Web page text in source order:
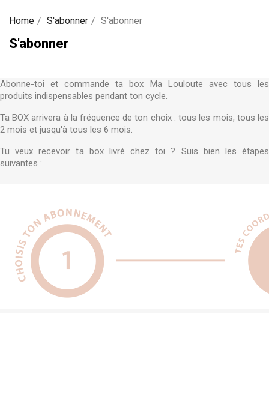
Home S'abonner S'abonner
S'abonner
Abonne-toi et commande ta box Ma Louloute avec tous les
produits indispensables pendant ton cycle.
Ta BOX arrivera à la fréquence de ton choix : tous les mois, tous les
2 mois et jusqu'à tous les 6 mois.
Tu veux recevoir ta box livré chez toi ? Suis bien les étapes
suivantes :